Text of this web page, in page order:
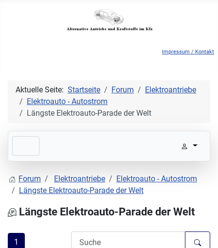
Impressum / Kontakt
Aktuelle Seite: Startseite Forum
Elektroantriebe
Elektroauto - Autostrom
Längste Elektroauto-Parade der Welt
Forum Elektroantriebe
Elektroauto - Autostrom
Längste Elektroauto-Parade der Welt
Längste Elektroauto-Parade der Welt
1